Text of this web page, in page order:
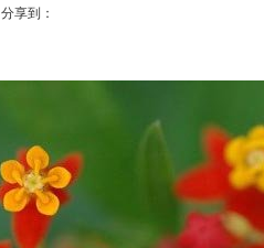
分享到：